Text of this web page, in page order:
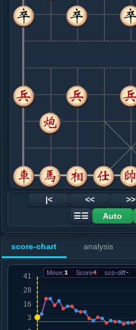
6. 兵九进一
红+9
.....车１进１
红+9
7. 兵九进一
红+3
8. 车九进五
红+4
.....象７进５
红+3
9. 车九平六
黑+1
.....士６进５
10. 马七进八
红+0
.....砲２进２
红+0
黑+2
.....士５进６
黑+1
12. 炮八进三
黑+1
红+0
13. 车六进二
黑+1
.....马２退１
黑+1
15. 马三退五
.....士６退５
16. 马五进七
|< << >>
☰☰
Auto
score-chart analysis
Move:1 Score4 sco-diff-